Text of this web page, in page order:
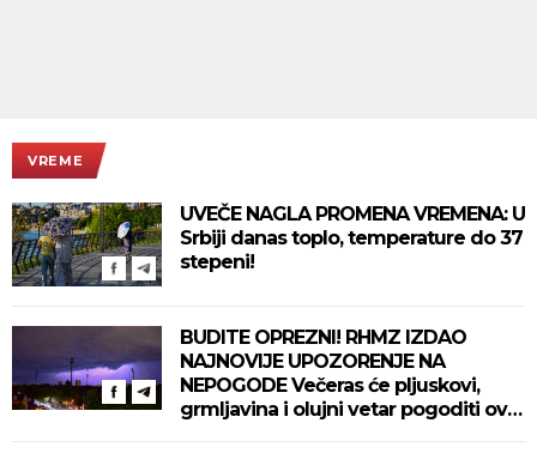
VREME
UVEČE NAGLA PROMENA VREMENA: U
Srbiji danas toplo, temperature do 37
stepeni!
BUDITE OPREZNI! RHMZ IZDAO
NAJNOVIJE UPOZORENJE NA
NEPOGODE Večeras će pljuskovi,
grmljavina i olujni vetar pogoditi ove